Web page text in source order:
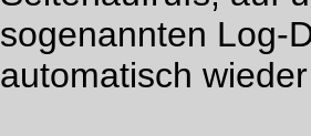
sogenannten Log-